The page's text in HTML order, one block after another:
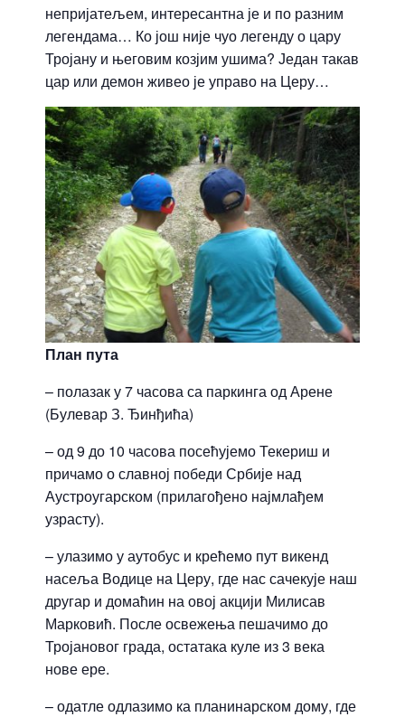
непријатељем, интересантна је и по разним
легендама… Ко још није чуо легенду о цару
Тројану и његовим козјим ушима? Један такав
цар или демон живео је управо на Церу…
План пута
– полазак у 7 часова са паркинга од Арене
(Булевар З. Ђинђића)
– од 9 до 10 часова посећујемо Текериш и
причамо о славној победи Србије над
Аустроугарском (прилагођено најмлађем
узрасту).
– улазимо у аутобус и крећемо пут викенд
насеља Водице на Церу, где нас сачекује наш
другар и домаћин на овој акцији Милисав
Марковић. После освежења пешачимо до
Тројановог града, остатака куле из 3 века
нове ере.
– одатле одлазимо ка планинарском дому, где